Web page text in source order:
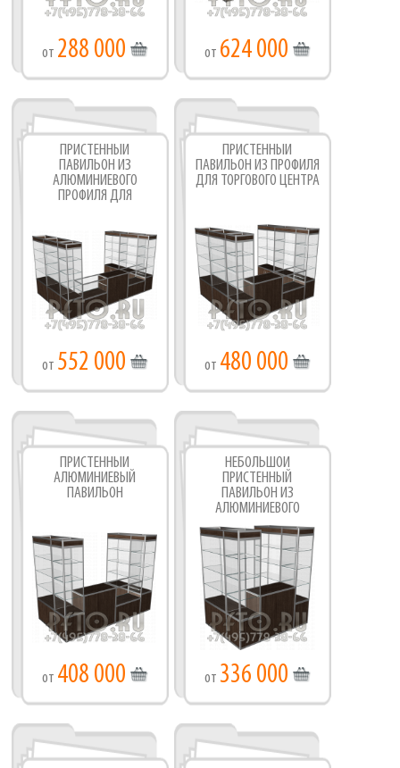
от 288 000 от 624 000
ПРИСТЕННЫЙ
ПАВИЛЬОН ИЗ
АЛЮМИНИЕВОГО
ПРОФИЛЯ ДЛЯ
от 552 000
ПРИСТЕННЫЙ
ПАВИЛЬОН ИЗ ПРОФИЛЯ
ДЛЯ ТОРГОВОГО ЦЕНТРА
от 480 000
ПРИСТЕННЫЙ
АЛЮМИНИЕВЫЙ
ПАВИЛЬОН
от 408 000
НЕБОЛЬШОЙ
ПРИСТЕННЫЙ
ПАВИЛЬОН ИЗ
АЛЮМИНИЕВОГО
ПРОФИЛЯ
от 336 000